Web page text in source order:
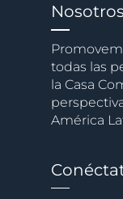
Nosotros
todas las
la Casa
América